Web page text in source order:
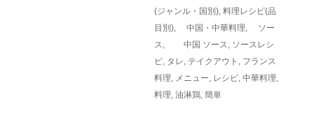
(ジャンル・国別), 料理レシピ(品
目別), 中国・中華料理,
ソー
ス, 中国 ソース, ソースレシ
ピ, タレ, テイクアウト , フランス
料理, メニュー, レシピ, 中華料理,
料理, 油淋鶏, 簡単